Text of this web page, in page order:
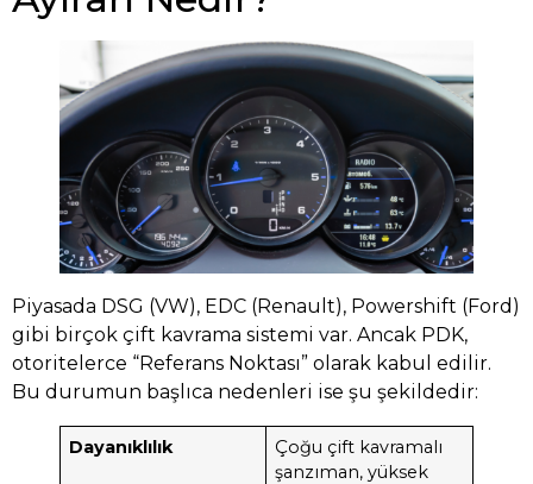
Piyasada DSG (VW), EDC (Renault), Powershift (Ford)
gibi birçok çift kavrama sistemi var. Ancak PDK,
otoritelerce “Referans Noktası” olarak kabul edilir.
Bu durumun başlıca nedenleri ise şu şekildedir:
Dayanıklılık
Çoğu çift kavramalı
şanzıman, yüksek